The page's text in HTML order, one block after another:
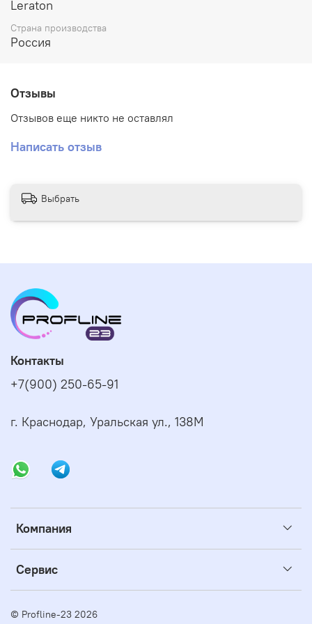
Leraton
Страна производства
Россия
Отзывы
Отзывов еще никто не оставлял
Написать отзыв
Выбрать
Компания
Сервис
Контакты
+7(900) 250-65-91
г. Краснодар, Уральская ул., 138М
© Profline-23 2026